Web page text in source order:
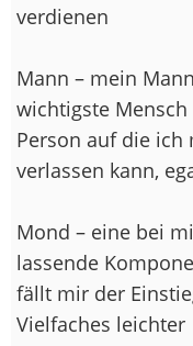
verdienen
Mann – mein
wichtigste
Person auf die
verlassen kann,
Mond – eine bei
lassende
fällt mir der
Vielfaches leichter